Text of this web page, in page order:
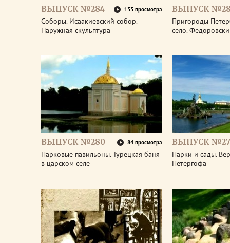
ВЫПУСК №284 133 просмотра
Соборы. Исаакиевский собор.
Наружная скульптура
ВЫПУСК
Пригороды
село.
ВЫПУСК №280 84 просмотра
Парковые павильоны. Турецкая баня
в царском селе
ВЫПУСК
Парки и сады.
Петергофа